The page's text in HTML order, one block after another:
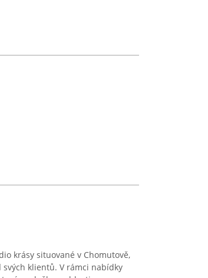
krásy situované v Chomutově,
klientů. V rámci nabídky